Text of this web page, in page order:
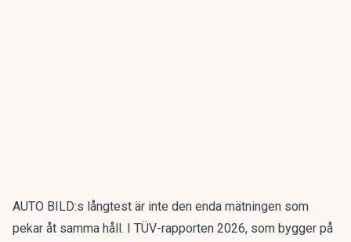
AUTO BILD:s långtest är inte den enda mätningen som
pekar åt samma håll. I TÜV-rapporten 2026, som bygger på